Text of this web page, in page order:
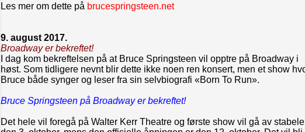
Les mer om dette på brucespringsteen.net
9. august 2017.
Broadway er bekreftet!
I dag kom bekreftelsen på at Bruce Springsteen vil opptre på Broadway i
høst. Som tidligere nevnt blir dette ikke noen ren konsert, men et show
Bruce både synger og leser fra sin selvbiografi «Born To Run».
Bruce Springsteen på Broadway er bekreftet!
Det hele vil foregå på Walter Kerr Theatre og første show vil gå av